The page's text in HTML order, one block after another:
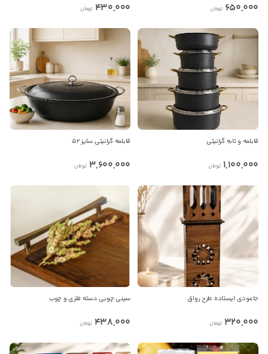
650,000 تومان 430,000 تومان
قابلمه و تابه گرانیتی
1,100,000 تومان
قابلمه گرانیتی سایز 52
3,600,000 تومان
جاعودی ایستاده طرح رواق
320,000 تومان
سینی چوبی دسته فلزی و چوب
438,000 تومان
پیام در روبیکا
بدیهی است عمدباکس هیچ نوع مسئولیتی در قبال نداشته و
صحت موارد ذکر شده بر عهده فرد آگهی دهنده می باشد.
فروشنده مطمئن شوید.